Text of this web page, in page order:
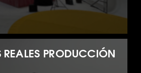
REALES PRODUCCIÓN